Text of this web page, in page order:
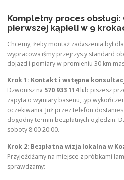
Kompletny proces
pierwszej kąpieli w 9
Chcemy, żeby montaż zadaszenia był
wypracowaliśmy przejrzysty standard
dojazd i pomiary w promieniu 30 km
Krok 1: Kontakt i wstępna
Dzwonisz na 570 933 114lub piszesz
zapyta o wymiary basenu, typ
oczekiwania. Już przez telefon
dogodny termin bezpłatnych oględzin.
soboty 8:00-20:00.
Krok 2: Bezpłatna wizja lokalna w
Przyjeżdżamy na miejsce z próbkami
sprawdzamy: